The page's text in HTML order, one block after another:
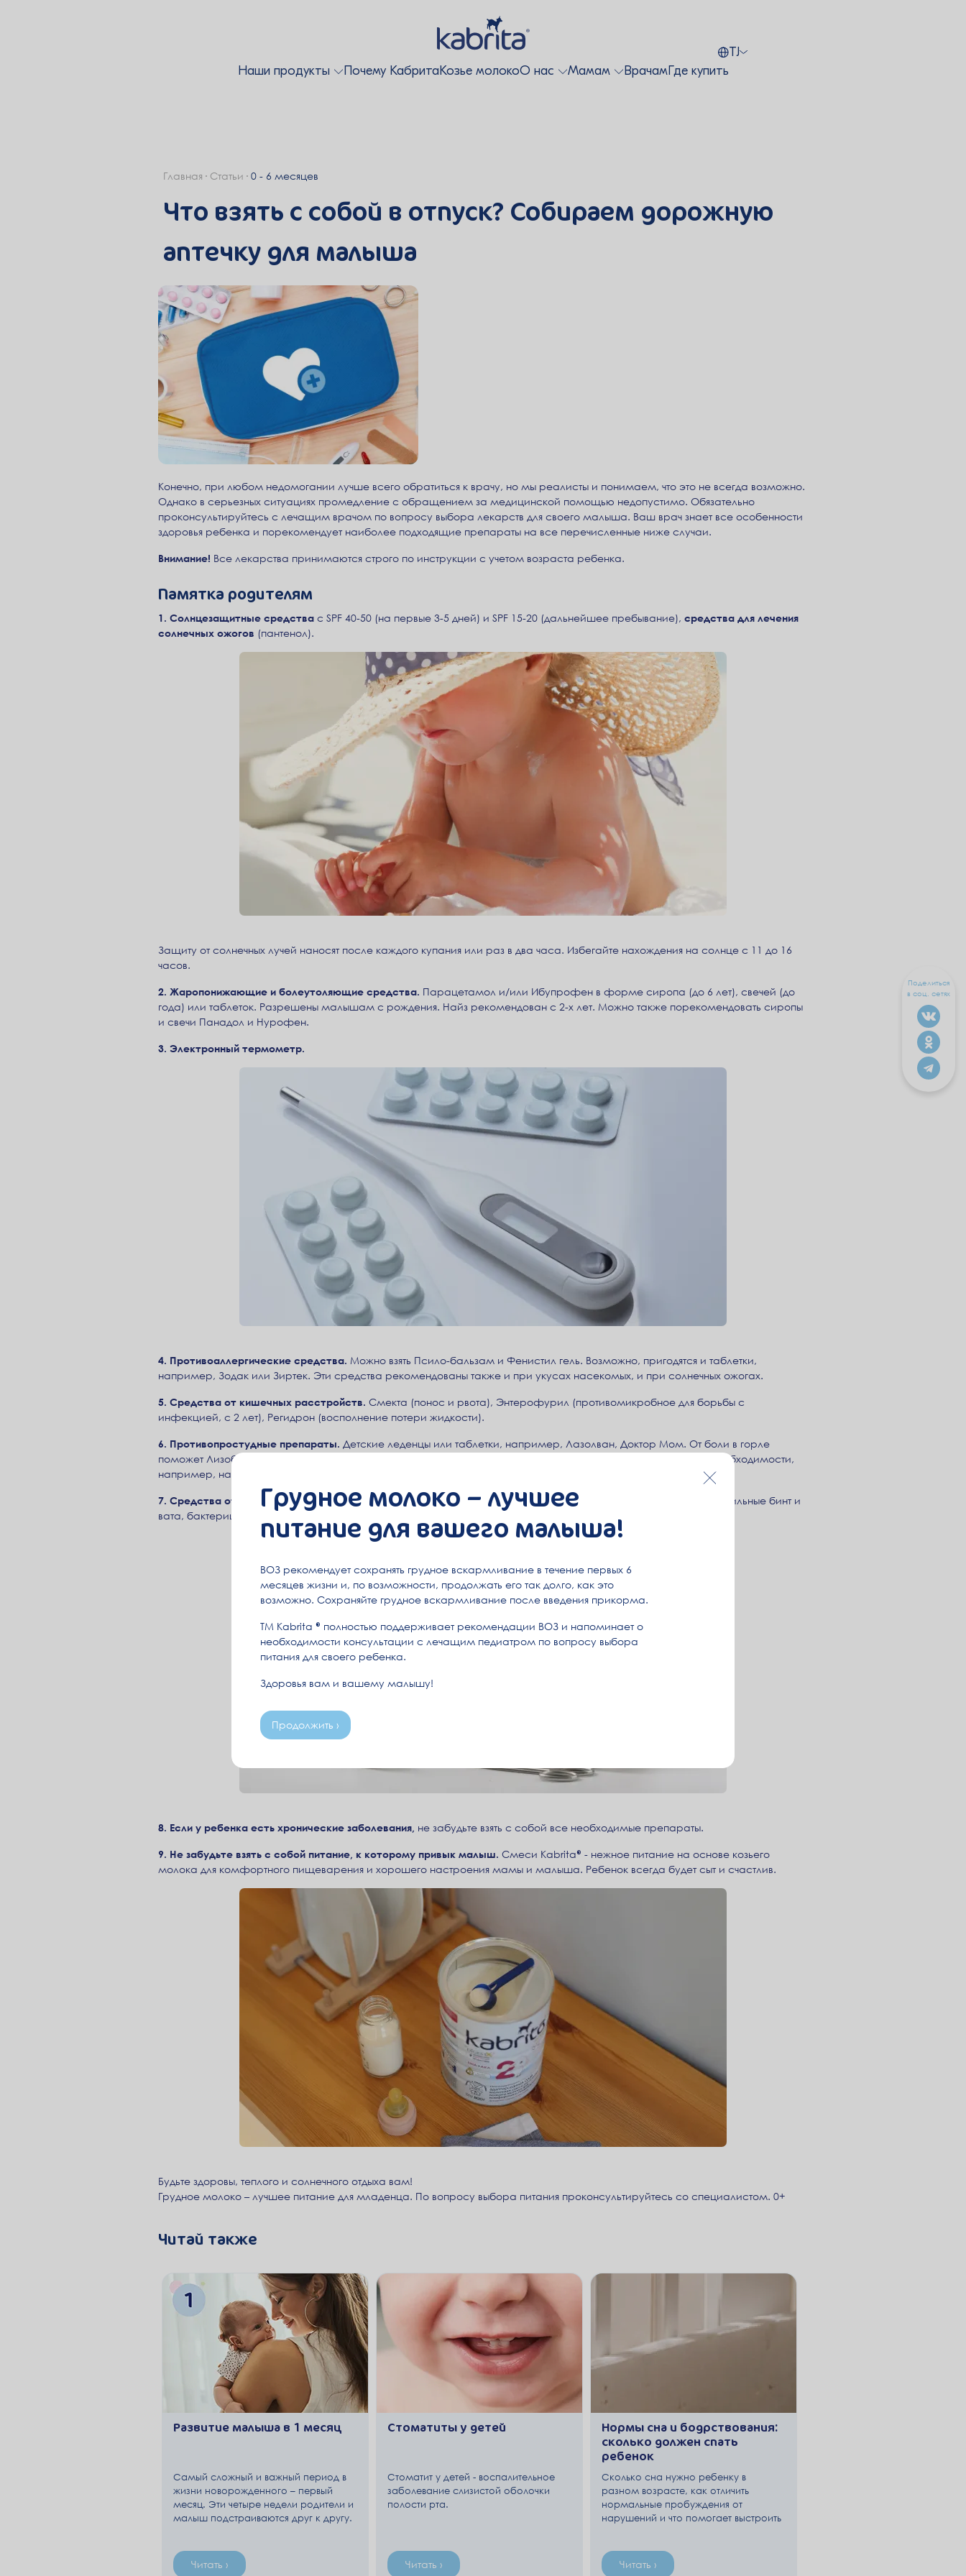
Наши продукты Почему КабритаКозье молокоО нас Мамам ВрачамГде купить
TJ
Главная Статьи 0 - 6 месяцев
Что взять с собой в отпуск? Собираем дорожную
аптечку для малыша
Конечно, при любом недомогании лучше всего обратиться к врачу, но мы реалисты и понимаем, что это не всегда возможно.
Однако в серьезных ситуациях промедление с обращением за медицинской помощью недопустимо. Обязательно
проконсультируйтесь с лечащим врачом по вопросу выбора лекарств для своего малыша. Ваш врач знает все особенности
здоровья ребенка и порекомендует наиболее подходящие препараты на все перечисленные ниже случаи.
Внимание! Все лекарства принимаются строго по инструкции с учетом возраста ребенка.
Памятка родителям
1. Солнцезащитные средства с SPF 40-50 (на первые 3-5 дней) и SPF 15-20 (дальнейшее пребывание), средства для лечения
солнечных ожогов (пантенол).
Защиту от солнечных лучей наносят после каждого купания или раз в два часа. Избегайте нахождения на солнце с 11 до 16
часов.
2. Жаропонижающие и болеутоляющие средства. Парацетамол и/или Ибупрофен в форме сиропа (до 6 лет), свечей (до
года) или таблеток. Разрешены малышам с рождения. Найз рекомендован с 2-х лет. Можно также порекомендовать сиропы
и свечи Панадол и Нурофен.
3. Электронный термометр.
4. Противоаллергические средства. Можно взять Псило-бальзам и Фенистил гель. Возможно, пригодятся и таблетки,
например, Зодак или Зиртек. Эти средства рекомендованы также и при укусах насекомых, и при солнечных ожогах.
5. Средства от кишечных расстройств. Смекта (понос и рвота), Энтерофурил (противомикробное для борьбы с
инфекцией, с 2 лет), Регидрон (восполнение потери жидкости).
6. Противопростудные препараты. Детские леденцы или таблетки, например, Лазолван, Доктор Мом. От боли в горле
поможет Лизобакт или Стрепсилс, аэрозоль Ингалипт. При насморке помогут спреи с морской воды, при необходимости,
например, на ночь - Назол или Фармазолин.
7. Средства от травм и ушибов.В аптечке обязательно должны быть йод или зеленка, перекись водорода, стерильные бинт и
вата, бактерицидный пластырь, кровоостанавливающие салфетки. Можно взять с собой мазь Спасатель.
8. Если у ребенка есть хронические заболевания, не забудьте взять с собой все необходимые препараты.
9. Не забудьте взять с собой питание, к которому привык малыш. Смеси Kabrita® - нежное питание на основе козьего
молока для комфортного пищеварения и хорошего настроения мамы и малыша. Ребенок всегда будет сыт и счастлив.
Будьте здоровы, теплого и солнечного отдыха вам!
Грудное молоко – лучшее питание для младенца. По вопросу выбора питания проконсультируйтесь со специалистом. 0+
Поделиться
в соц. сетях
Читай также
Развитие малыша в 1 месяц
Самый сложный и важный период в
жизни новорожденного – первый
месяц. Эти четыре недели родители и
малыш подстраиваются друг к другу.
о нем заботиться.
Читать ›
Стоматиты у детей
Стоматит у детей - воспалительное
заболевание слизистой оболочки
полости рта.
Читать ›
Нормы сна и бодрствования:
сколько должен спать
ребенок
Сколько сна нужно ребенку в
разном возрасте, как отличить
нормальные пробуждения от
нарушений и что помогает выстроить
Читать ›
Грудное молоко – лучшее
питание для вашего малыша!
ВОЗ рекомендует сохранять грудное вскармливание в течение первых 6
месяцев жизни и, по возможности, продолжать его так долго, как это
возможно. Сохраняйте грудное вскармливание после введения прикорма.
ТМ Kabrita
полностью поддерживает рекомендации ВОЗ и напоминает о
необходимости консультации с лечащим педиатром по вопросу выбора
питания для своего ребенка.
Здоровья вам и вашему малышу!
Продолжить ›